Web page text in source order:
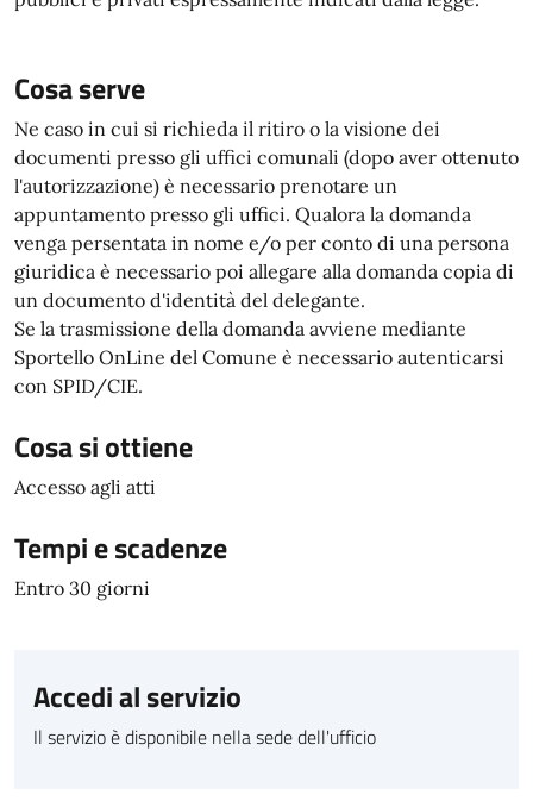
Cosa serve
Ne caso in cui si richieda il ritiro o la visione dei
documenti presso gli uffici comunali (dopo aver ottenuto
l'autorizzazione) è necessario prenotare un
appuntamento presso gli uffici. Qualora la domanda
venga persentata in nome e/o per conto di una persona
giuridica è necessario poi allegare alla domanda copia di
un documento d'identità del delegante.
Se la trasmissione della domanda avviene mediante
Sportello OnLine del Comune è necessario autenticarsi
con SPID/CIE.
Cosa si ottiene
Accesso agli atti
Tempi e scadenze
Entro 30 giorni
Accedi al servizio
Il servizio è disponibile nella sede dell'ufficio